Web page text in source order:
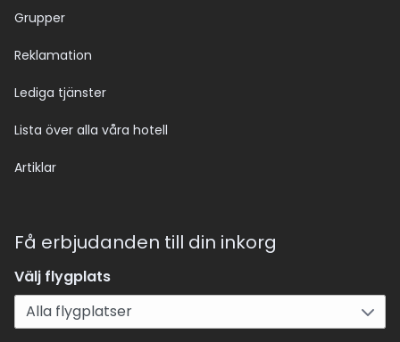
Grupper
Reklamation
Lediga tjänster
Lista över alla våra hotell
Artiklar
Få erbjudanden till din inkorg
Välj flygplats